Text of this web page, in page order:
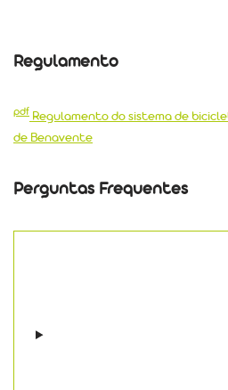
Regulamento
pdf Regulamento do sistema de
de Benavente
Perguntas Frequentes